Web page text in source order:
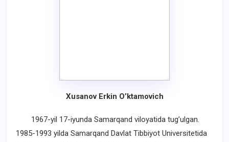
Xusanov Erkin O’ktamovich
1967-yil 17-iyunda Samarqand viloyatida tug’ulgan.
1985-1993 yilda Samarqand Davlat Tibbiyot Universitetida